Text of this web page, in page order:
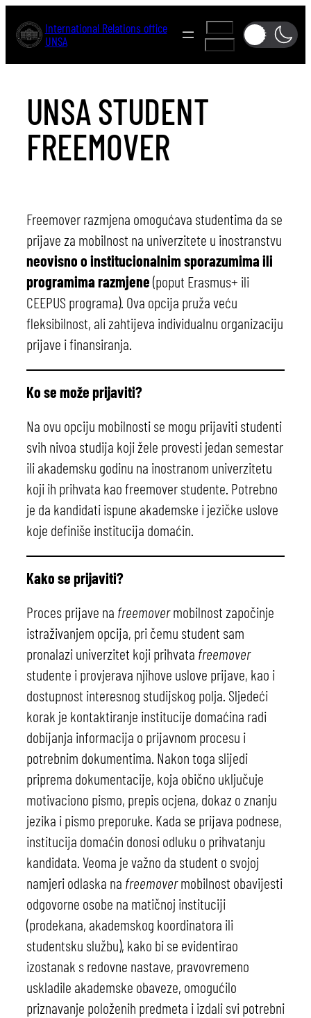
content
International Relations office
UNSA
UNSA STUDENT
FREEMOVER
Freemover razmjena omogućava studentima da se
prijave za mobilnost na univerzitete u inostranstvu
neovisno o institucionalnim sporazumima ili
programima razmjene(poput Erasmus+ ili
CEEPUS programa). Ova opcija pruža veću
fleksibilnost, ali zahtijeva individualnu organizaciju
prijave i finansiranja.
Ko se može prijaviti?
Na ovu opciju mobilnosti se mogu prijaviti studenti
svih nivoa studija koji žele provesti jedan semestar
ili akademsku godinu na inostranom univerzitetu
koji ih prihvata kao freemover studente. Potrebno
je da kandidati ispune akademske i jezičke uslove
koje definiše institucija domaćin.
Kako se prijaviti?
Proces prijave na freemovermobilnost započinje
istraživanjem opcija, pri čemu student sam
pronalazi univerzitet koji prihvata freemover
studente i provjerava njihove uslove prijave, kao i
dostupnost interesnog studijskog polja. Sljedeći
korak je kontaktiranje institucije domaćina radi
dobijanja informacija o prijavnom procesu i
potrebnim dokumentima. Nakon toga slijedi
priprema dokumentacije, koja obično uključuje
motivaciono pismo, prepis ocjena, dokaz o znanju
jezika i pismo preporuke. Kada se prijava podnese,
institucija domaćin donosi odluku o prihvatanju
kandidata. Veoma je važno da student o svojoj
namjeri odlaska na freemovermobilnost obavijesti
odgovorne osobe na matičnoj instituciji
(prodekana, akademskog koordinatora ili
studentsku službu), kako bi se evidentirao
izostanak s redovne nastave, pravovremeno
uskladile akademske obaveze, omogućilo
priznavanje položenih predmeta i izdali svi potrebni